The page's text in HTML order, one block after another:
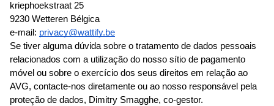
kriephoekstraat 25
9230 Wetteren Bélgica
e-mail: privacy@wattify.be
Se tiver alguma dúvida sobre o tratamento de dados pessoais
relacionados com a utilização do nosso sítio de pagamento
móvel ou sobre o exercício dos seus direitos em relação ao
AVG, contacte-nos diretamente ou ao nosso responsável pela
proteção de dados, Dimitry Smagghe, co-gestor.